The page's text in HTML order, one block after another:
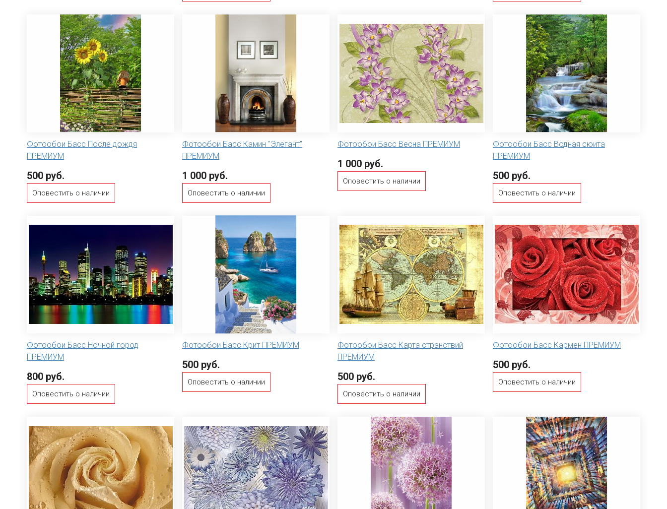
Фотообои Басс После дождя
ПРЕМИУМ
500 руб.
Оповестить о наличии
Фотообои Басс Камин "Элегант"
ПРЕМИУМ
1 000 руб.
Оповестить о наличии
Фотообои Басс Весна ПРЕМИУМ
1 000 руб.
Оповестить о наличии
Фотообои Басс Водная сюита
ПРЕМИУМ
500 руб.
Оповестить о наличии
Фотообои Басс Ночной город
ПРЕМИУМ
800 руб.
Оповестить о наличии
Фотообои Басс Крит ПРЕМИУМ
500 руб.
Оповестить о наличии
Фотообои Басс Карта странствий
ПРЕМИУМ
500 руб.
Оповестить о наличии
Фотообои Басс Кармен ПРЕМИУМ
500 руб.
Оповестить о наличии